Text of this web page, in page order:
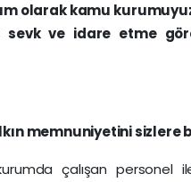
olarak kamu
sevk ve idare etme
memnuniyetini sizlere
çalışan personel